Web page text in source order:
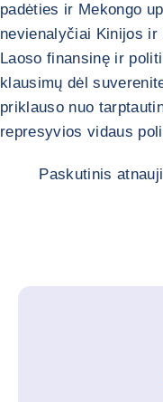
padėties ir Mekongo
nevienalyčiai Kinijos
Laoso finansinę ir
klausimų dėl
priklauso nuo
represyvios vidaus
Paskutinis